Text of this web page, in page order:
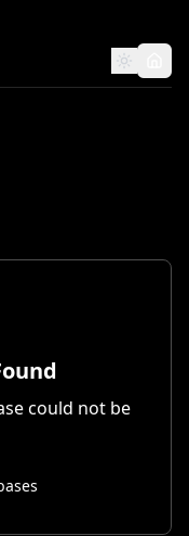
could not be